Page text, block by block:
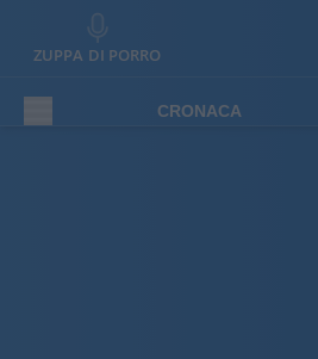
ZUPPA DI PORRO
CRONACA